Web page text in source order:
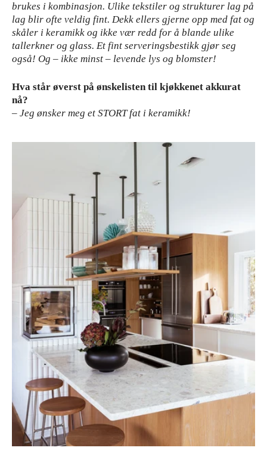
brukes i kombinasjon. Ulike tekstiler og strukturer lag på
lag blir ofte veldig fint. Dekk ellers gjerne opp med fat og
skåler i keramikk og ikke vær redd for å blande ulike
tallerkner og glass. Et fint serveringsbestikk gjør seg
også! Og – ikke minst – levende lys og blomster!
Hva står øverst på ønskelisten til kjøkkenet akkurat
nå?
– Jeg ønsker meg et STORT fat i keramikk!